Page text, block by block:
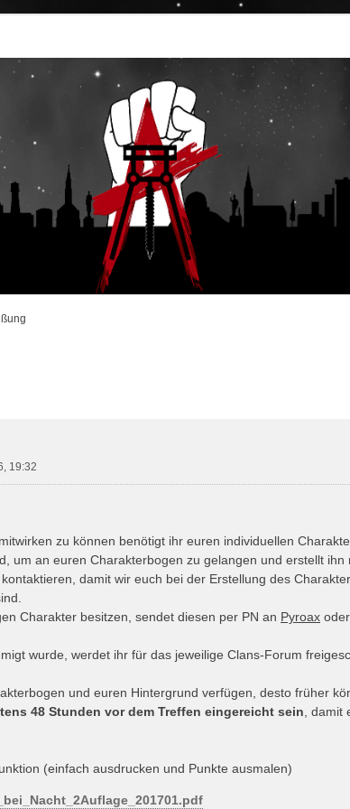
19:32
zu können benötigt ihr euren individuellen
um an euren Charakterbogen zu gelangen und erstellt ihn
damit wir euch bei der Erstellung des
Charakter besitzen, sendet diesen per PN an Pyroax oder
wurde, werdet ihr für das jeweilige Clans-Forum
und euren Hintergrund verfügen, desto früher
48 Stunden vor dem Treffen eingereicht sein ,
(einfach ausdrucken und Punkte ausmalen)